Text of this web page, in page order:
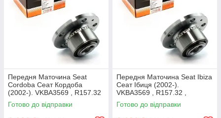
Передня Маточина Seat
Cordoba Сеат Кордоба
(2002-). VKBA3569 , R157.32
, 713610470. Shafer Австрія
Готово до відправки
Передня Маточина Seat Ibiza
Сеат Ібиця (2002-).
VKBA3569 , R157.32 ,
713610470. Shafer Австрія
Готово до відправки